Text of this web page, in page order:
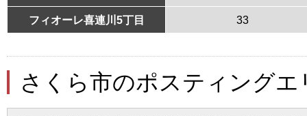
フィオーレ喜連川5丁目 33
さくら市のポスティングエ